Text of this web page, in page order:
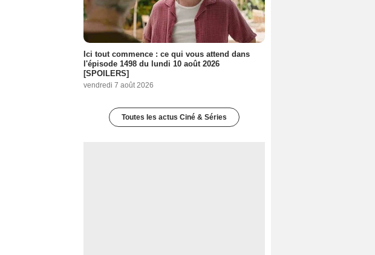
Ici tout commence : ce qui vous attend dans
l'épisode 1498 du lundi 10 août 2026
[SPOILERS]
vendredi 7 août 2026
Toutes les actus Ciné & Séries